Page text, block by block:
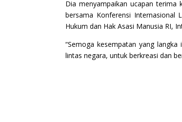
Dia menyampaikan ucapan terima
bersama Konferensi Internasional
Hukum dan Hak Asasi Manusia RI,
“Semoga kesempatan yang
lintas negara, untuk berkreasi dan